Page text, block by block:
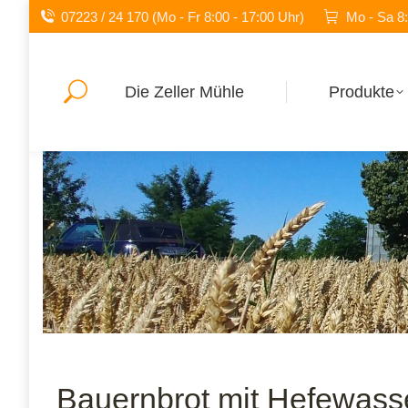
07223 / 24 170 (Mo - Fr 8:00 - 17:00 Uhr) Mo - Sa
Die Zeller Mühle Produkte
Search:
Bauernbrot mit